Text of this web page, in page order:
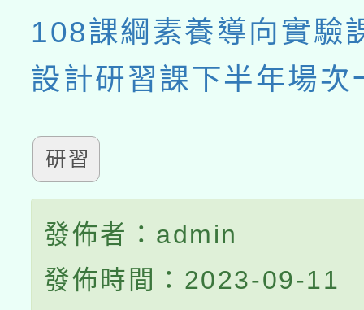
108課綱素養導向實驗
設計研習課下半年場次
研習
發佈者：admin
發佈時間：2023-09-11